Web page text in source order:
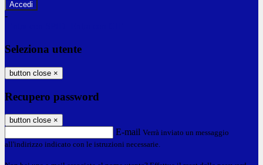
-
Seleziona utente
button close ×
Recupero password
button close ×
E-mail Verrà inviato un messaggio
all'indirizzo indicato con le istruzioni necessarie.